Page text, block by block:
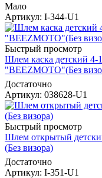
Мало
Артикул: I-344-U1
Быстрый просмотр
Шлем каска детский 4-
"BEEZMOTO"(Без
Достаточно
Артикул: 038628-U1
Быстрый просмотр
Шлем открытый
(Без визора)
Достаточно
Артикул: I-351-U1